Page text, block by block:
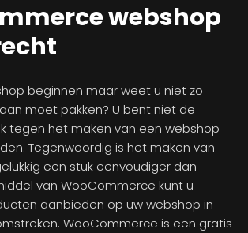
webshop
beginnen maar weet u niet zo
moet pakken? U bent niet de
tegen het maken van een webshop
Tegenwoordig is het maken van
een stuk eenvoudiger dan
van WooCommerce kunt u
aanbieden op uw webshop in
WooCommerce is een gratis